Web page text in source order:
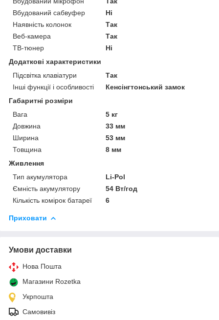
Вбудований сабвуфер
Ні
Наявність колонок
Так
Веб-камера
Так
ТВ-тюнер
Ні
Додаткові характеристики
Підсвітка клавіатури
Так
Інші функції і особливості
Кенсінгтонський замок
Габаритні розміри
Вага
5 кг
Довжина
33 мм
Ширина
53 мм
Товщина
8 мм
Живлення
Тип акумулятора
Li-Pol
Ємність акумулятору
54 Вт/год
Кількість комірок батареї
6
Приховати
Умови доставки
Нова Пошта
Магазини Rozetka
Укрпошта
Самовивіз